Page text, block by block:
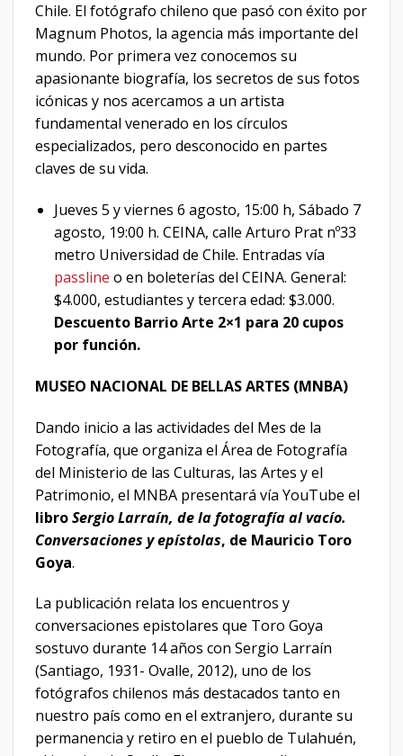
Chile. El fotógrafo chileno que pasó con éxito por
Magnum Photos, la agencia más importante del
mundo. Por primera vez conocemos su
apasionante biografía, los secretos de sus fotos
icónicas y nos acercamos a un artista
fundamental venerado en los círculos
especializados, pero desconocido en partes
claves de su vida.
Jueves 5 y viernes 6 agosto, 15:00 h, Sábado 7
agosto, 19:00 h. CEINA, calle Arturo Prat nº33
metro Universidad de Chile. Entradas vía
passline o en boleterías del CEINA. General:
$4.000, estudiantes y tercera edad: $3.000.
Descuento Barrio Arte 2×1 para 20 cupos
por función.
MUSEO NACIONAL DE BELLAS ARTES (MNBA)
Dando inicio a las actividades del Mes de la
Fotografía, que organiza el Área de Fotografía
del Ministerio de las Culturas, las Artes y el
Patrimonio, el MNBA presentará vía YouTube el
libroSergio Larraín, de la fotografía al vacío.
Conversaciones y epístolas, de Mauricio Toro
Goya.
La publicación relata los encuentros y
conversaciones epistolares que Toro Goya
sostuvo durante 14 años con Sergio Larraín
(Santiago, 1931- Ovalle, 2012), uno de los
fotógrafos chilenos más destacados tanto en
nuestro país como en el extranjero, durante su
permanencia y retiro en el pueblo de Tulahuén,